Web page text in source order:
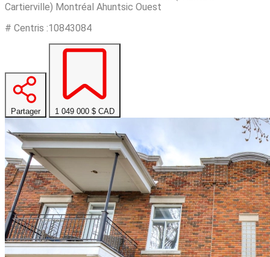
Cartierville) Montréal Ahuntsic Ouest
# Centris :10843084
Partager 1 049 000 $ CAD